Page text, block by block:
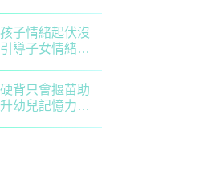
子情緒起伏沒
導子女情緒降
背只會揠苗助
幼兒記憶力5